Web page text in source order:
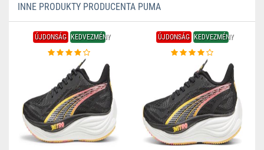
INNE PRODUKTY PRODUCENTA PUMA
ÚJDONSÁG KEDVEZMÉNY ÚJDONSÁG KEDVEZMÉNY